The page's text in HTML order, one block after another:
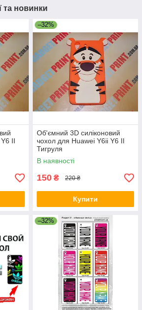
та новинки
II
–32%
Об'ємний 3D силіконовий
чохол для Huawei Y6ii Y6 II
Тигруля
В наявності
150 ₴ 220 ₴
Купити
–32%